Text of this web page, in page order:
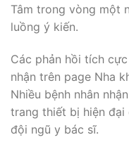
Tâm trong vòng một
luồng ý kiến.
Các phản hồi tích
nhận trên page Nha
Nhiều bệnh nhân
trang thiết bị hiện đại
đội ngũ y bác sĩ.